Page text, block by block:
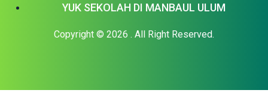
YUK SEKOLAH DI MANBAUL ULUM
Copyright © 2026 . All Right Reserved.